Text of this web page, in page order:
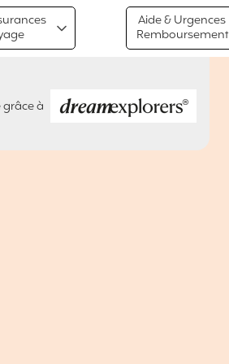
Aide & Urgences
Remboursement
grâce à